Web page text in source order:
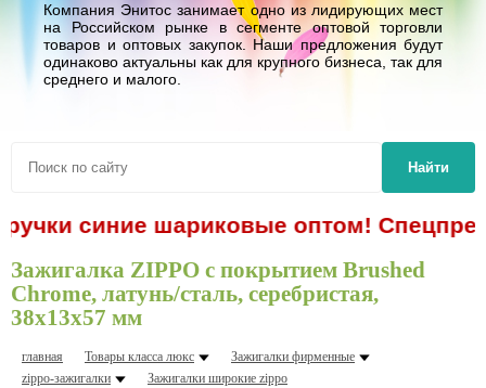
Компания Энитос занимает одно из лидирующих мест
на Российском рынке в сегменте оптовой торговли
товаров и оптовых закупок. Наши предложения будут
одинаково актуальны как для крупного бизнеса, так для
среднего и малого.
Найти
синие шариковые оптом!
Зажигалка ZIPPO с покрытием Brushed
Chrome, латунь/сталь, серебристая,
38x13x57 мм
главная Товары класса люкс
Зажигалки фирменные
zippo-зажигалки
Зажигалки шиpокие zippo